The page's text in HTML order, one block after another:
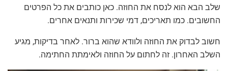
שלב הבא הוא לנסח את החוזה. כאן כותבים את כל הפרטים
החשובים. כמו תאריכים, דמי שכירות ותנאים אחרים.
חשוב לבדוק את החוזה ולוודא שהוא ברור. לאחר בדיקות, מגיע
השלב האחרון. זה לחתום על החוזה ולאימתת החתימה.